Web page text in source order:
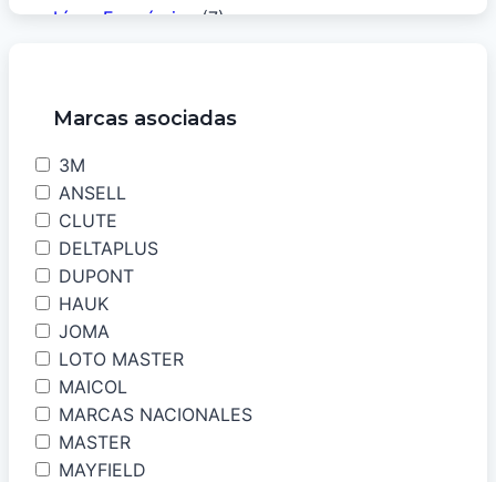
Línea Económica (7)
Marcas (17)
Protección Respiratoria
Protectores Auditivos
Seguridad Vial
Vestuario Laboral
Zapatos de Seguridad (27)
Marcas asociadas
3M
ANSELL
CLUTE
DELTAPLUS
DUPONT
HAUK
JOMA
LOTO MASTER
MAICOL
MARCAS NACIONALES
MASTER
MAYFIELD